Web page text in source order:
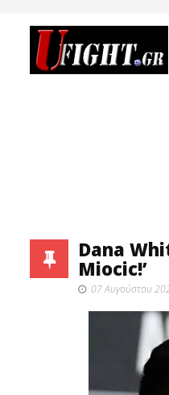
Dana
Miocic!’
07 Αυγούστου